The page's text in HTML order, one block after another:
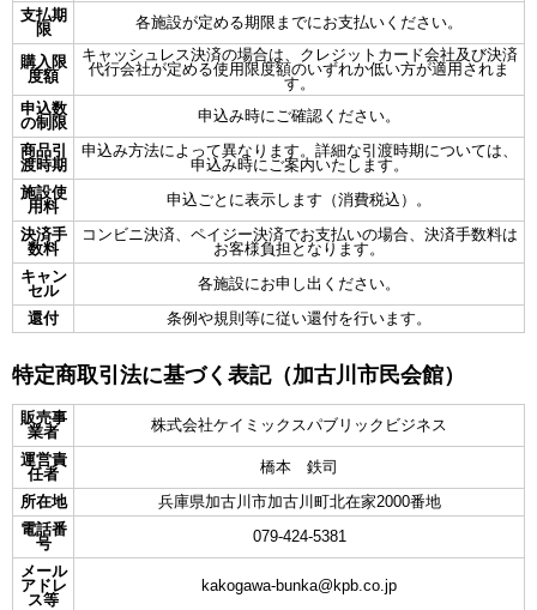
支払期
限
各施設が定める期限までにお支払いください。
購入限
度額
キャッシュレス決済の場合は、クレジットカード会社及び決済
代行会社が定める使用限度額のいずれか低い方が適用されま
す。
申込数
の制限
申込み時にご確認ください。
商品引
渡時期
申込み方法によって異なります。詳細な引渡時期については、
申込み時にご案内いたします。
施設使
用料
申込ごとに表示します（消費税込）。
決済手
数料
コンビニ決済、ペイジー決済でお支払いの場合、決済手数料は
お客様負担となります。
キャン
セル
各施設にお申し出ください。
還付
条例や規則等に従い還付を行います。
特定商取引法に基づく表記（加古川市民会館）
販売事
業者
株式会社ケイミックスパブリックビジネス
運営責
任者
橋本 鉄司
所在地
兵庫県加古川市加古川町北在家2000番地
電話番
号
079-424-5381
メール
アドレ
ス等
kakogawa-bunka@kpb.co.jp